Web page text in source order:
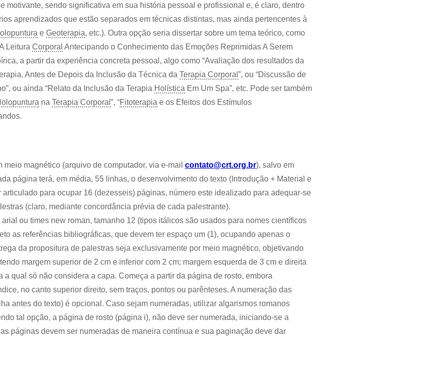
motivante, sendo significativa em sua história pessoal e profissional e, é claro, dentro
aprendizados que estão separados em técnicas distintas, mas ainda pertencentes à
e Geoterapia, etc.). Outra opção seria dissertar sobre um tema teórico, como
Leitura Corporal Antecipando o Conhecimento das Emoções Reprimidas A Serem
a partir da experiência concreta pessoal, algo como “Avaliação dos resultados da
Antes de Depois da Inclusão da Técnica da Terapia Corporal ”, ou “Discussão de
ou ainda “Relato da Inclusão da Terapia Holística Em Um Spa”, etc. Pode ser também
na Terapia Corporal ”, “Fitoterapia e os Efeitos dos Estímulos
magnético (arquivo de computador, via e-mail contato@crt.org.br), salvo em
página terá, em média, 55 linhas, o desenvolvimento do texto (Introdução + Material e
para ocupar 16 (dezesseis) páginas, número este idealizado para adequar-se
(claro, mediante concordância prévia de cada palestrante).
ou times new roman, tamanho 12 (tipos itálicos são usados para nomes científicos
as referências bibliográficas, que devem ter espaço um (1), ocupando apenas o
da propositura de palestras seja exclusivamente por meio magnético, objetivando
margem superior de 2 cm e inferior com 2 cm; margem esquerda de 3 cm e direita
qual só não considera a capa. Começa a partir da página de rosto, embora
no canto superior direito, sem traços, pontos ou parênteses. A numeração das
antes do texto) é opcional. Caso sejam numeradas, utilizar algarismos romanos
tal opção, a página de rosto (página i), não deve ser numerada, iniciando-se a
páginas devem ser numeradas de maneira contínua e sua paginação deve dar